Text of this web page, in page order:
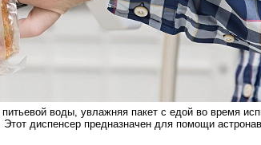
воды, увлажняя пакет с едой во время
диспенсер предназначен для помощи